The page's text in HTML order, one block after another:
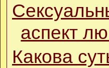
аспект
Какова